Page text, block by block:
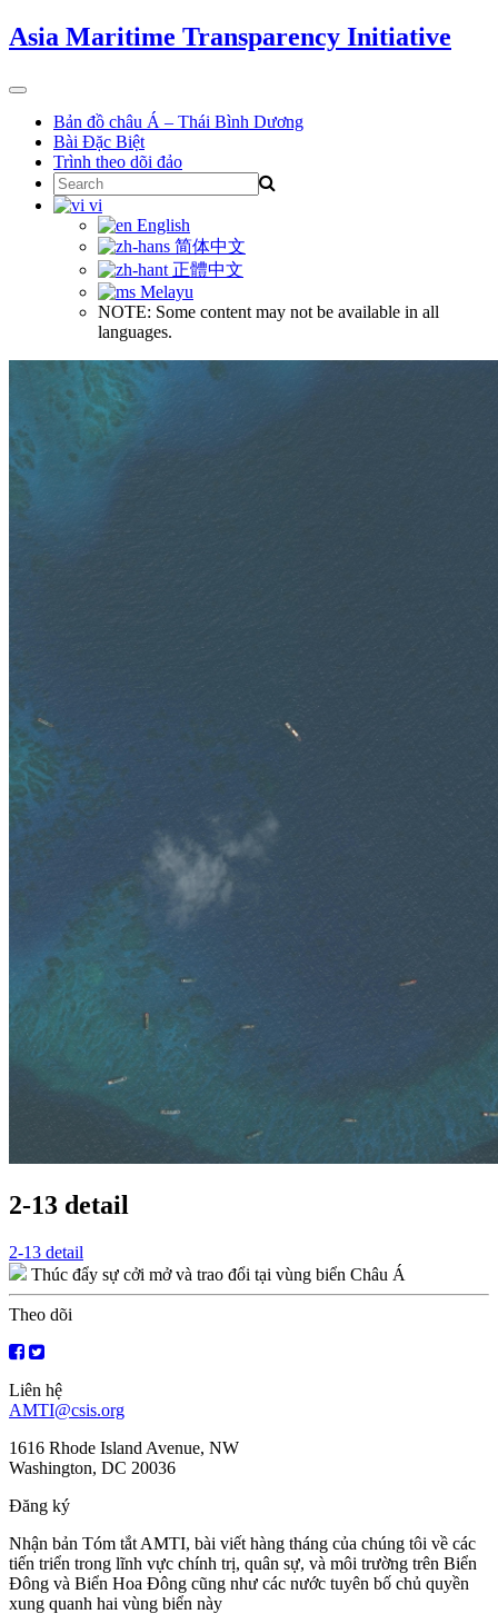
Skip
to
Asia Maritime Transparency Initiative
Toggle
navigationBản đồ châu Á – Thái Bình Dương
Bài Đặc Biệt
Trình theo dõi đảo
Search
for:
vi
English
简体中文
正體中文
Melayu
NOTE: Some content may not be available in all
languages.
2-13 detail
Điều
hướng
bài
viết
2-13 detail
Thúc đẩy sự cởi mở và trao đổi tại vùng biển Châu Á
Theo dõi
Liên hệ
AMTI@csis.org
1616 Rhode Island Avenue, NW
Washington, DC 20036
Đăng ký
Nhận bản Tóm tắt AMTI, bài viết hàng tháng của chúng tôi về các
tiến triển trong lĩnh vực chính trị, quân sự, và môi trường trên Biển
Đông và Biển Hoa Đông cũng như các nước tuyên bố chủ quyền
xung quanh hai vùng biển này